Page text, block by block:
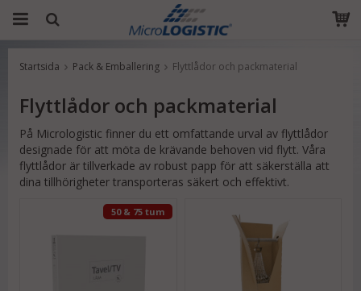
Produkten har blivit tillagd i varukorgen
Startsida Pack & Emballering Flyttlådor och packmaterial
Flyttlådor och packmaterial
På Micrologistic finner du ett omfattande urval av flyttlådor
designade för att möta de krävande behoven vid flytt. Våra
flyttlådor är tillverkade av robust papp för att säkerställa att
dina tillhörigheter transporteras säkert och effektivt.
50 & 75 tum